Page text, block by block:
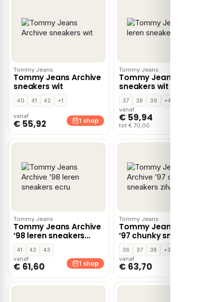
Tommy Jeans
Tommy Jeans Archive
sneakers wit
40 41 42 +1
vanaf
€ 55,92 1 shop
Tommy Jeans
Tommy Jeans leren
sneakers wit
37 38 39
+4
vanaf
€ 59,94
tot € 70,00
Tommy Jeans
Tommy Jeans Archive
’98 leren sneakers
ecru
41 42
43
vanaf
€ 61,60 1 shop
Tommy Jeans
Tommy Jeans Archive
’97 chunky sneakers
zilver
36 37 38
+3
vanaf
€ 63,70